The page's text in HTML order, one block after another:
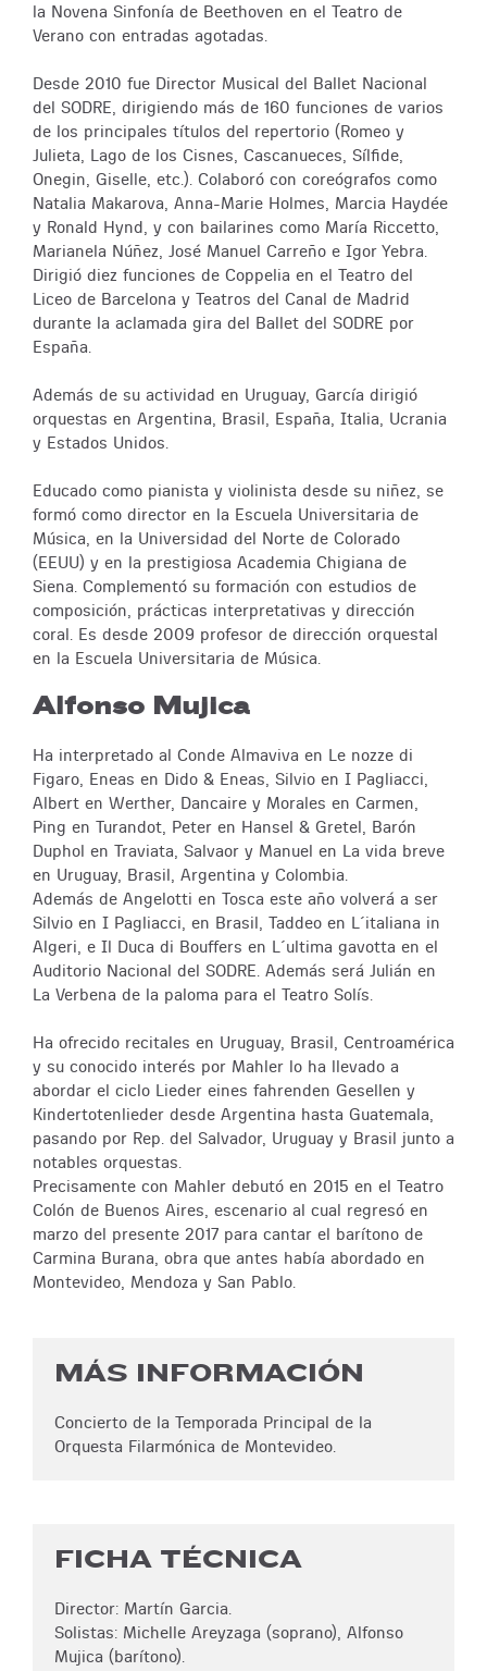
la Novena Sinfonía de Beethoven en el Teatro de
Verano con entradas agotadas.
Desde 2010 fue Director Musical del Ballet Nacional
del SODRE, dirigiendo más de 160 funciones de varios
de los principales títulos del repertorio (Romeo y
Julieta, Lago de los Cisnes, Cascanueces, Sílfide,
Onegin, Giselle, etc.). Colaboró con coreógrafos como
Natalia Makarova, Anna-Marie Holmes, Marcia Haydée
y Ronald Hynd, y con bailarines como María Riccetto,
Marianela Núñez, José Manuel Carreño e Igor Yebra.
Dirigió diez funciones de Coppelia en el Teatro del
Liceo de Barcelona y Teatros del Canal de Madrid
durante la aclamada gira del Ballet del SODRE por
España.
Además de su actividad en Uruguay, García dirigió
orquestas en Argentina, Brasil, España, Italia, Ucrania
y Estados Unidos.
Educado como pianista y violinista desde su niñez, se
formó como director en la Escuela Universitaria de
Música, en la Universidad del Norte de Colorado
(EEUU) y en la prestigiosa Academia Chigiana de
Siena. Complementó su formación con estudios de
composición, prácticas interpretativas y dirección
coral. Es desde 2009 profesor de dirección orquestal
en la Escuela Universitaria de Música.
Alfonso Mujica
Ha interpretado al Conde Almaviva en Le nozze di
Figaro, Eneas en Dido & Eneas, Silvio en I Pagliacci,
Albert en Werther, Dancaire y Morales en Carmen,
Ping en Turandot, Peter en Hansel & Gretel, Barón
Duphol en Traviata, Salvaor y Manuel en La vida breve
en Uruguay, Brasil, Argentina y Colombia.
Además de Angelotti en Tosca este año volverá a ser
Silvio en I Pagliacci, en Brasil, Taddeo en L´italiana in
Algeri, e Il Duca di Bouffers en L´ultima gavotta en el
Auditorio Nacional del SODRE. Además será Julián en
La Verbena de la paloma para el Teatro Solís.
Ha ofrecido recitales en Uruguay, Brasil, Centroamérica
y su conocido interés por Mahler lo ha llevado a
abordar el ciclo Lieder eines fahrenden Gesellen y
Kindertotenlieder desde Argentina hasta Guatemala,
pasando por Rep. del Salvador, Uruguay y Brasil junto a
notables orquestas.
Precisamente con Mahler debutó en 2015 en el Teatro
Colón de Buenos Aires, escenario al cual regresó en
marzo del presente 2017 para cantar el barítono de
Carmina Burana, obra que antes había abordado en
Montevideo, Mendoza y San Pablo.
MÁS INFORMACIÓN
Concierto de la Temporada Principal de la
Orquesta Filarmónica de Montevideo.
FICHA TÉCNICA
Director: Martín Garcia.
Solistas: Michelle Areyzaga (soprano), Alfonso
Mujica (barítono).